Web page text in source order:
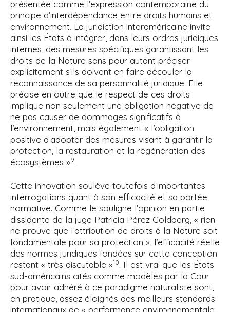
présentée comme l’expression contemporaine du
principe d’interdépendance entre droits humains et
environnement. La juridiction interaméricaine invite
ainsi les États à intégrer, dans leurs ordres juridiques
internes, des mesures spécifiques garantissant les
droits de la Nature sans pour autant préciser
explicitement s’ils doivent en faire découler la
reconnaissance de sa personnalité juridique. Elle
précise en outre que le respect de ces droits
implique non seulement une obligation négative de
ne pas causer de dommages significatifs à
l’environnement, mais également « l’obligation
positive d’adopter des mesures visant à garantir la
protection, la restauration et la régénération des
écosystèmes »9.
Cette innovation soulève toutefois d’importantes
interrogations quant à son efficacité et sa portée
normative. Comme le souligne l’opinion en partie
dissidente de la juge Patricia Pérez Goldberg, « rien
ne prouve que l’attribution de droits à la Nature soit
fondamentale pour sa protection », l’efficacité réelle
des normes juridiques fondées sur cette conception
restant « très discutable »10. Il est vrai que les États
sud-américains cités comme modèles par la Cour
pour avoir adhéré à ce paradigme naturaliste sont,
en pratique, assez éloignés des meilleurs standards
internationaux de « performance environnementale